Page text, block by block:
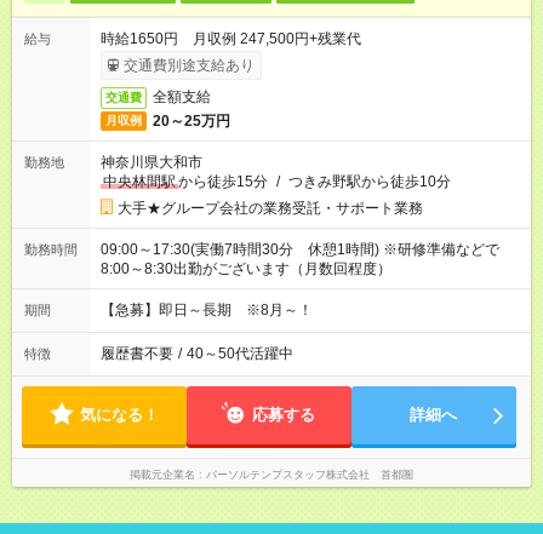
給与
時給1650円 月収例 247,500円+残業代
交通費別途支給あり
交通費 全額支給
月収例 20～25万円
勤務地
神奈川県大和市
中央林間駅から徒歩15分 / つきみ野駅から徒歩10分
大手★グループ会社の業務受託・サポート業務
勤務時間
09:00～17:30(実働7時間30分 休憩1時間) ※研修準備などで
8:00～8:30出勤がございます（月数回程度）
期間 【急募】即日～長期 ※8月～！
特徴 履歴書不要 / 40～50代活躍中
気になる！ 応募する 詳細へ
掲載元企業名 パーソルテンプスタッフ株式会社 首都圏